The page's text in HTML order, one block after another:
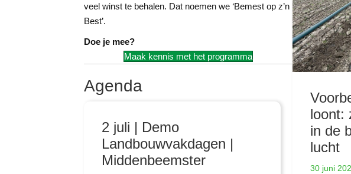
veel winst te behalen. Dat noemen we ‘Bemest op z’n
Best’.
Doe je mee?
Maak kennis met het programma
Agenda
2 juli | Demo
Landbouwvakdagen |
Middenbeemster
loont:
in de
lucht
30 juni